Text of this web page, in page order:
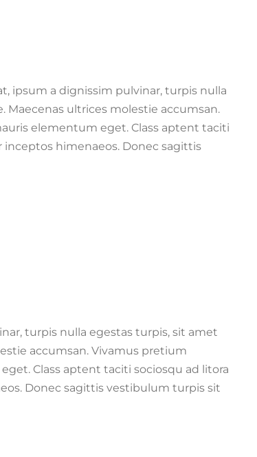
ipsum a dignissim pulvinar, turpis nulla
Maecenas ultrices molestie accumsan.
elementum eget. Class aptent taciti
himenaeos. Donec sagittis
turpis nulla egestas turpis, sit amet
accumsan. Vivamus pretium
Class aptent taciti sociosqu ad litora
Donec sagittis vestibulum turpis sit